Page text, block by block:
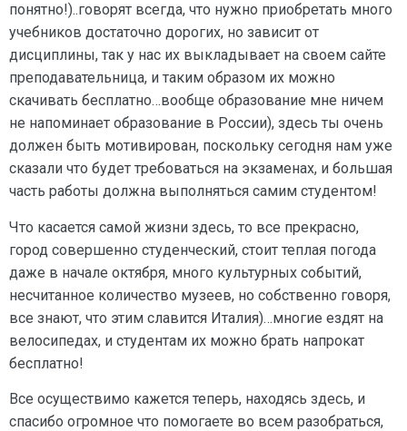
понятно!)..говорят всегда, что нужно приобретать много
учебников достаточно дорогих, но зависит от
дисциплины, так у нас их выкладывает на своем сайте
преподавательница, и таким образом их можно
скачивать бесплатно…вообще образование мне ничем
не напоминает образование в России), здесь ты очень
должен быть мотивирован, поскольку сегодня нам уже
сказали что будет требоваться на экзаменах, и большая
часть работы должна выполняться самим студентом!
Что касается самой жизни здесь, то все прекрасно,
город совершенно студенческий, стоит теплая погода
даже в начале октября, много культурных событий,
несчитанное количество музеев, но собственно говоря,
все знают, что этим славится Италия)…многие ездят на
велосипедах, и студентам их можно брать напрокат
бесплатно!
Все осуществимо кажется теперь, находясь здесь, и
спасибо огромное что помогаете во всем разобраться,